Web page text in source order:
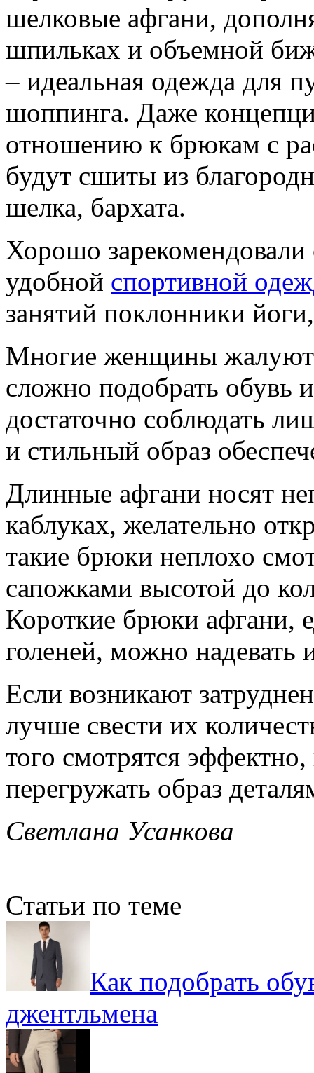
шелковые афгани,
шпильках и объемной
– идеальная одежда для
шоппинга. Даже
отношению к брюкам с
будут сшиты из
шелка, бархата.
Хорошо зарекомендовали
удобной спортивной
занятий поклонники
Многие женщины
сложно подобрать обувь
достаточно соблюдать
и стильный образ
Длинные афгани носят
каблуках, желательно
такие брюки неплохо
сапожками высотой до
Короткие брюки афгани,
голеней, можно
Если возникают
лучше свести их
того смотрятся
перегружать образ
Светлана Усанкова
Статьи по теме
Как подобрать
джентльмена